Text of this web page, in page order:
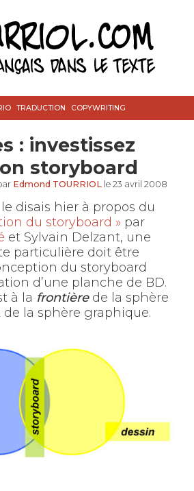
TRADUCTION COPYWRITING
: investissez
storyboard
Edmond TOURRIOL le 23 avril 2008
disais hier à propos du
du storyboard » par
et Sylvain Delzant, une
particulière doit être
du storyboard
d’une planche de BD.
à la frontière de la sphère
la sphère graphique.